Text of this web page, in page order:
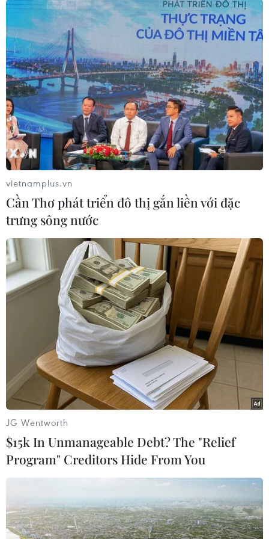
Trung Quốc chọn mua vàng để đầu tư. Vàng
thường được coi là nơi trú ẩn an toàn trong thời
kỳ bất ổn tài chính hoặc chính trị bởi ít biến
động, rủi ro thấp.
Dữ liệu từ Sàn giao dịch vàng Thượng Hải cho
thấy giá vàng nguyên chất 99,99% ở mức gần
480 nhân dân tệ một gram vào tháng 12/2023,
tăng gần 16,69% so với giá đầu năm./.
Giá vàng thế giới giảm
trước khi Mỹ công bố số
liệu lạm phát
Vào lúc 1h47 sáng 13/2 (giờ Việt
Nam), giá vàng giao ngay giảm
0,2% xuống 2.020,97 USD/ounce;
giá vàng giao kỳ hạn của Mỹ
cũng giảm 0,3% xuống 2.033
USD/ounce.
(TTXVN/Vietnam+)
vietnamplus.vn
Cần Thơ phát triển đô thị gắn liền với đặc
trưng sông nước
JG Wentworth
$15k In Unmanageable Debt? The "Relief
Program" Creditors Hide From You